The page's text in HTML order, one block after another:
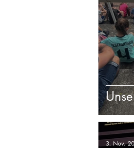
3. Nov.